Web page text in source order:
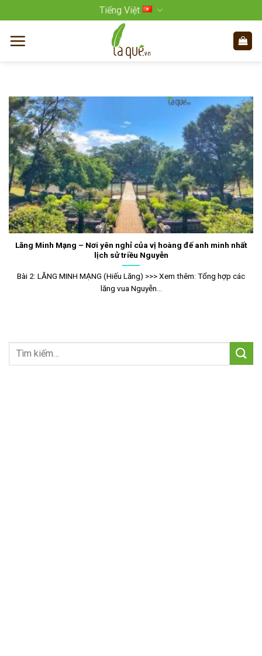
qua
nội
Tiếng Việt
Lăng Minh Mạng – Nơi yên nghỉ của vị hoàng đế anh minh nhất
lịch sử triều Nguyễn
Bài 2: LĂNG MINH MẠNG (Hiếu Lăng) >>> Xem thêm: Tổng hợp các
lăng vua Nguyễn...